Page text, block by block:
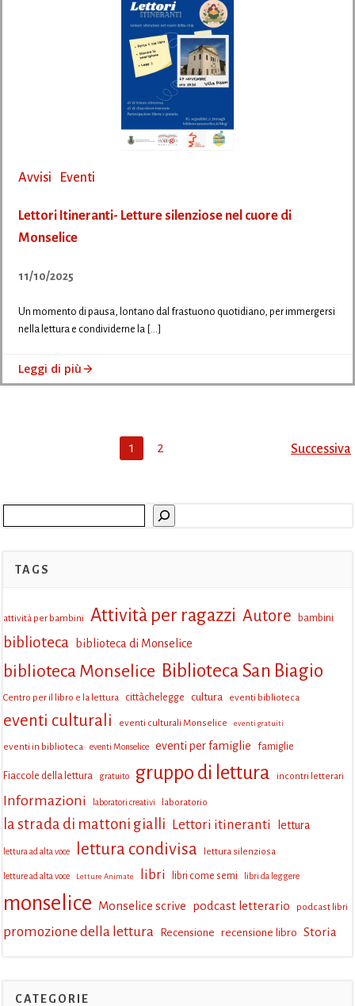
Avvisi Eventi
Lettori Itineranti- Letture silenziose nel cuore di
Monselice
11/10/2025
Un momento di pausa, lontano dal frastuono quotidiano, per immergersi
nella lettura e condividerne la […]
Leggi di più
Page
1 Page
2
Posts
Successiva
TAGS
attività per bambini Attività per ragazzi Autore bambini
biblioteca biblioteca di Monselice
biblioteca Monselice Biblioteca San Biagio
Centro per il libro e la lettura cittàchelegge cultura eventi biblioteca
eventi culturali eventi culturali Monselice eventi gratuiti
eventi in biblioteca eventi Monselice eventi per famiglie famiglie
Fiaccole della lettura gratuito gruppo di lettura incontri letterari
Informazioni laboratori creativi laboratorio
la strada di mattoni gialli Lettori itineranti lettura
lettura ad alta voce lettura condivisa lettura silenziosa
letture ad alta voce Letture Animate libri libri come semi libri da leggere
monselice Monselice scrive podcast letterario podcast libri
promozione della lettura Recensione recensione libro Storia
CATEGORIE